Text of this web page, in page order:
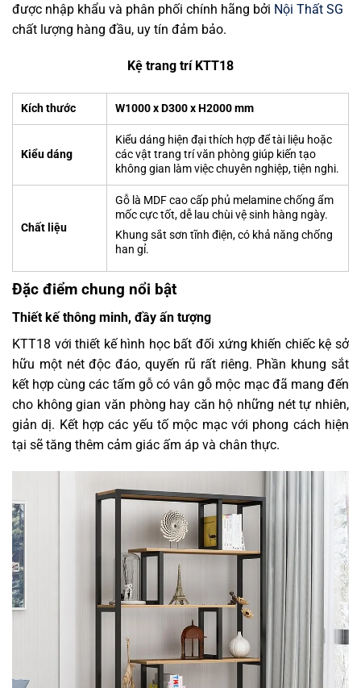
được nhập khẩu và phân phối chính hãng bởi Nội Thất SG
chất lượng hàng đầu, uy tín đảm bảo.
Kệ trang trí KTT18
Kích thước W1000 x D300 x H2000 mm
Kiểu dáng
Kiểu dáng hiện đại thích hợp để tài liệu hoặc
các vật trang trí văn phòng giúp kiến tạo
không gian làm việc chuyên nghiệp, tiện nghi.
Chất liệu
Gỗ là MDF cao cấp phủ melamine chống ẩm
mốc cực tốt, dễ lau chùi vệ sinh hàng ngày.
Khung sắt sơn tĩnh điện, có khả năng chống
han gỉ.
Đặc điểm chung nổi bật
Thiết kế thông minh, đầy ấn tượng
KTT18 với thiết kế hình học bất đối xứng khiến chiếc kệ sở
hữu một nét độc đáo, quyến rũ rất riêng. Phần khung sắt
kết hợp cùng các tấm gỗ có vân gỗ mộc mạc đã mang đến
cho không gian văn phòng hay căn hộ những nét tự nhiên,
giản dị. Kết hợp các yếu tố mộc mạc với phong cách hiện
tại sẽ tăng thêm cảm giác ấm áp và chân thực.